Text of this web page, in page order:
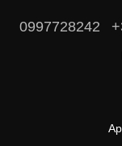
0997728242